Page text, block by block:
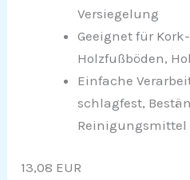
Versiegelung
Geeignet für
Holzfußböden,
Einfache
schlagfest,
Reinigungsmittel
13,08 EUR